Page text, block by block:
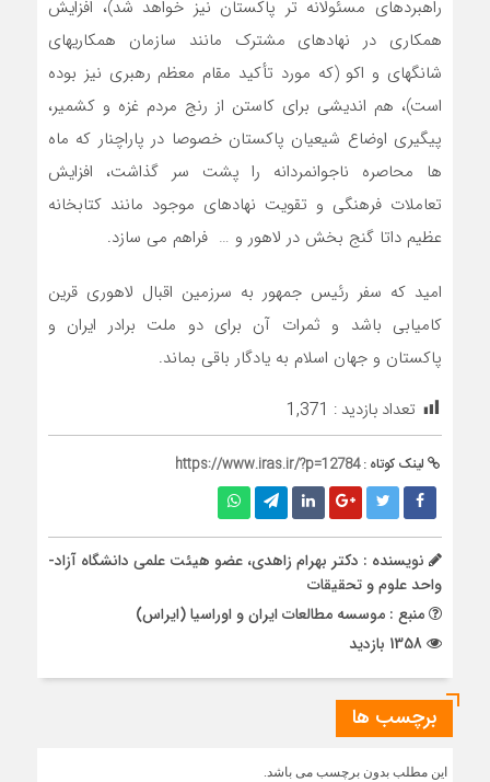
راهبردهای مسئولانه تر پاکستان نیز خواهد شد)، افزایش
همکاری در نهادهای مشترک مانند سازمان همکاریهای
شانگهای و اکو (که مورد تأکید مقام معظم رهبری نیز بوده
است)، هم اندیشی برای کاستن از رنج مردم غزه و کشمیر،
پیگیری اوضاع شیعیان پاکستان خصوصا در پاراچنار که ماه
ها محاصره ناجوانمردانه را پشت سر گذاشت، افزایش
تعاملات فرهنگی و تقویت نهادهای موجود مانند کتابخانه
عظیم داتا گنج بخش در لاهور و … فراهم می سازد.
امید که سفر رئیس جمهور به سرزمین اقبال لاهوری قرین
کامیابی باشد و ثمرات آن برای دو ملت برادر ایران و
پاکستان و جهان اسلام به یادگار باقی بماند.
تعداد بازدید : 1,371
لینک کوتاه :https://www.iras.ir/?p=12784
نویسنده : دکتر بهرام زاهدی، عضو هیئت علمی دانشگاه آزاد-
واحد علوم و تحقیقات
منبع : موسسه مطالعات ایران و اوراسیا (ایراس)
برچسب ها
این مطلب بدون برچسب می باشد.